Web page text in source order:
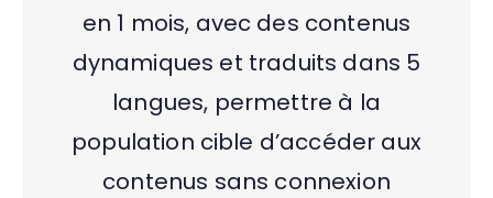
en 1 mois, avec des contenus
dynamiques et traduits dans 5
langues, permettre à la
population cible d’accéder aux
contenus sans connexion